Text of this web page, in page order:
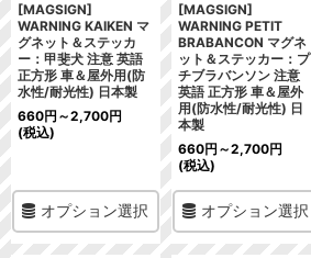
[MAGSIGN]
WARNING KAIKEN マ
グネット＆ステッカ
ー：甲斐犬 注意 英語
正方形 車＆屋外用(防
水性/耐光性) 日本製
660円 ～2,700円
(税込)
オプション選択
[MAGSIGN]
WARNING PETIT
BRABANCON マグネ
ット＆ステッカー：プ
チブラバンソン 注意
英語 正方形 車＆屋外
用(防水性/耐光性) 日
本製
660円 ～2,700円
(税込)
オプション選択